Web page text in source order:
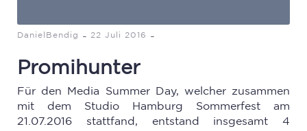
DanielBendig - 22 Juli 2016 -
Promihunter
Für den Media Summer Day, welcher zusammen
mit dem Studio Hamburg Sommerfest am
21.07.2016 stattfand, entstand insgesamt 4